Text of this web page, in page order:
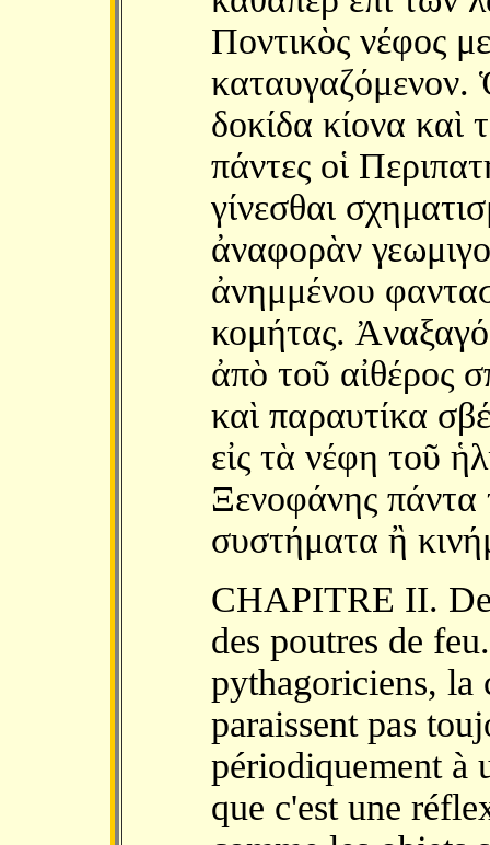
Ποντικὸς νέφος
καταυγαζόμενον.
δοκίδα κίονα καὶ
πάντες οἱ
γίνεσθαι
ἀναφορὰν
ἀνημμένου
κομήτας.
ἀπὸ τοῦ αἰθέρος
καὶ παραυτίκα
εἰς τὰ νέφη τοῦ
Ξενοφάνης πάντα
συστήματα ἢ
CHAPITRE II.
des poutres de
pythagoriciens, la
paraissent pas
périodiquement à
que c'est une